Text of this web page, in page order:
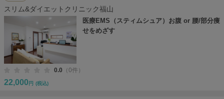
スリム&ダイエットクリニック福山
医療EMS（スティムシュア）お腹 or 腰/部分痩
せをめざす
0.0 （0件）
22,000 円 (税込)